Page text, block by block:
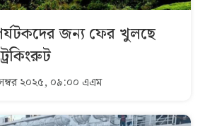
জন্য ফের খুলছে
২০২৫, ০৯:০০ এএম